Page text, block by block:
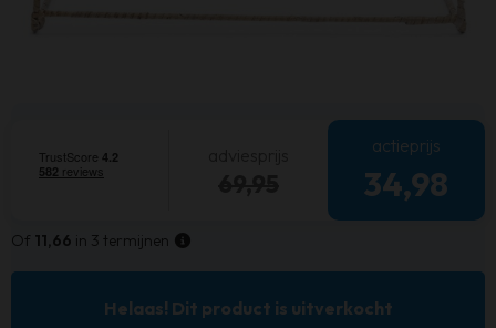
actieprijs
34,98
Of 11,66 in 3 termijnen
Helaas! Dit product is uitverkocht